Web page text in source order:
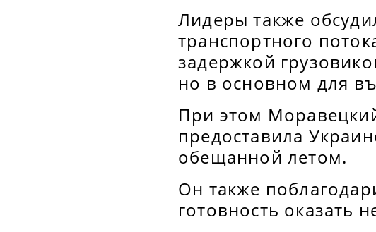
Лидеры также
транспортного
задержкой
но в основном для
При этом
предоставила
обещанной летом.
Он также
готовность оказать